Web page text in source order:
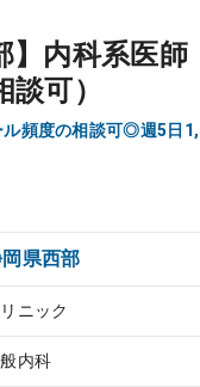
】内科系医
可）
ル頻度の相談可◎週5日
県西部
ニック
内科